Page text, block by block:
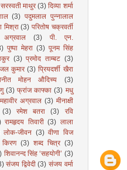
माथुर (3) दिव्या शर्मा
(3) पदुमलाल पुन्नालाल
मिश्रा (3) परितोष चक्रवर्ती
अग्रवाल (3)
पी. एन.
पुष्पा मेहरा (3) पूनम सिंह
(3) प्रमोद ताम्बट (3)
कुमार (3) प्रियदर्शी खैरा
मोहन औदिच्य
(3)
(3) फ्रांज काफ्का (3) मधु
महावीर अग्रवाल (3) मीनाक्षी
(3) रमेश बतरा (3)
रवि
रामहृदय तिवारी (3) लाला
लोक-जीवन (3) वीणा विज
(3) शब्द चित्र (3)
शिवानन्द सिंह ‘सहयोगी’ (3)
संजय द्विवेदी (3) संजय वर्मा